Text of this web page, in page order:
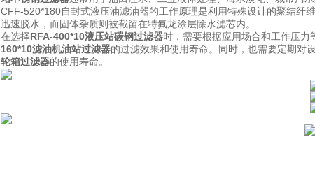
CFF-520*180自封式液压油滤油器的工作原理是利用特殊设计的聚结纤
迅速脱水，而固体杂质则被截留在特氟龙涂层除水滤芯内。
在选择RFA-400*10液压站碳钢过滤器时，需要根据应用场合和工作压
160*10滤油机油站过滤器的过滤效果和使用寿命。同时，也需要定期对
轮箱过滤器的使用寿命。